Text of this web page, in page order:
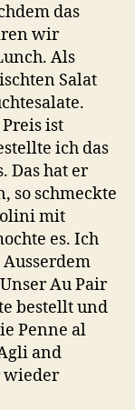
das
wir
Als
Salat
ist
ich das
Das hat er
so schmeckte
mit
es. Ich
Au Pair
bestellt und
Penne al
and
wieder